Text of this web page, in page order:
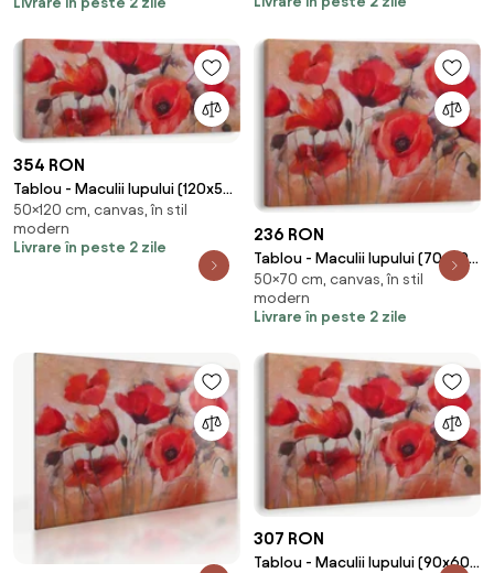
354 RON
Tablou - Maculii lupului (120x50
cm)
50×120 cm, canvas, în stil
modern
Livrare în peste 2 zile
236 RON
Tablou - Maculii lupului (70x50
cm)
50×70 cm, canvas, în stil
modern
Livrare în peste 2 zile
307 RON
Tablou - Maculii lupului (90x60